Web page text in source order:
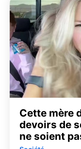
Cette mère
devoirs de
ne soient